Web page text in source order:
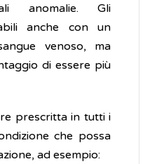
anomalie. Gli
anche con un
venoso, ma
di essere più
prescritta in tutti i
che possa
ad esempio: